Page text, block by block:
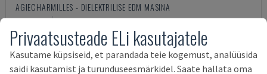
AGIECHARMILLES - DIELEKTRILISE EDM MASINA
UNGARI 2015
35.000 €
Privaatsusteade ELi kasutajatele
Kasutame küpsiseid, et parandada teie kogemust, analüüsida
saidi kasutamist ja turunduseesmärkidel. Saate hallata oma